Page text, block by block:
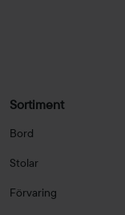
Sortiment
Bord
Stolar
Förvaring